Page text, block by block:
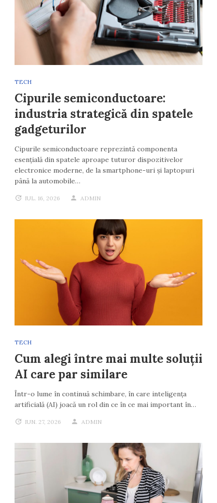
TECH
Cipurile semiconductoare:
industria strategică din spatele
gadgeturilor
Cipurile semiconductoare reprezintă componenta
esențială din spatele aproape tuturor dispozitivelor
electronice moderne, de la smartphone-uri și laptopuri
până la automobile…
IUL. 16, 2026 ADMIN
TECH
Cum alegi între mai multe soluții
AI care par similare
Într-o lume în continuă schimbare, în care inteligența
artificială (AI) joacă un rol din ce în ce mai important în…
IUN. 27, 2026 ADMIN